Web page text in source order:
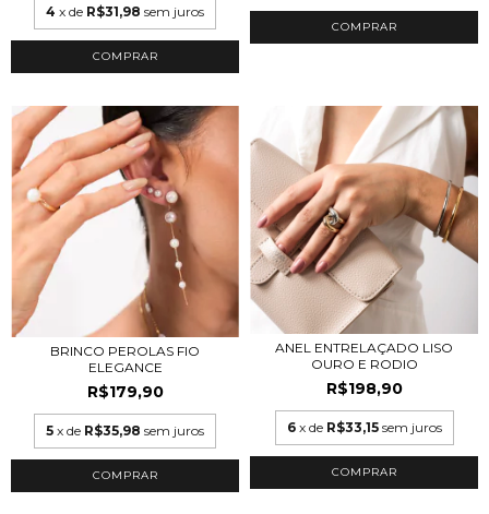
4 x de R$31,98 sem juros
COMPRAR
COMPRAR
BRINCO PEROLAS FIO
ELEGANCE
R$179,90
5 x de R$35,98 sem juros
COMPRAR
ANEL ENTRELAÇADO LISO
OURO E RODIO
R$198,90
6 x de R$33,15 sem juros
COMPRAR